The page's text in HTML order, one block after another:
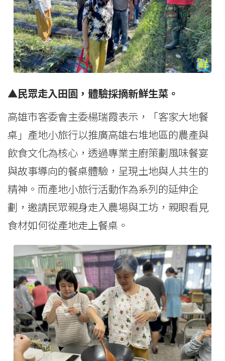
▲民眾走入田園，體驗採摘新鮮生菜。
高雄市客委會主委楊瑞霞表示，「客家大地餐
桌」產地小旅行以推廣高雄右堆地區的農產與
飲食文化為核心，透過專業主廚策劃風味餐宴
與故事導向的餐桌體驗，呈現土地與人共生的
精神。而產地小旅行活動作為系列的延伸企
劃，邀請民眾親身走入農場與工坊，親眼看見
食材如何從產地走上餐桌。